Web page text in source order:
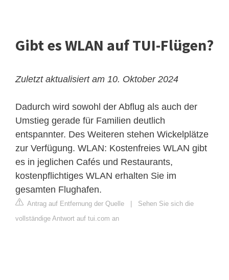
Gibt es WLAN auf TUI-Flügen?
Zuletzt aktualisiert am 10. Oktober 2024
Dadurch wird sowohl der Abflug als auch der
Umstieg gerade für Familien deutlich
entspannter. Des Weiteren stehen Wickelplätze
zur Verfügung. WLAN: Kostenfreies WLAN gibt
es in jeglichen Cafés und Restaurants,
kostenpflichtiges WLAN erhalten Sie im
gesamten Flughafen.
Antrag auf Entfernung der Quelle
Sehen Sie sich die
vollständige Antwort auf tui.com an